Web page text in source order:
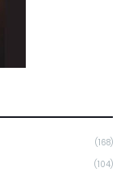
(168)
(104)